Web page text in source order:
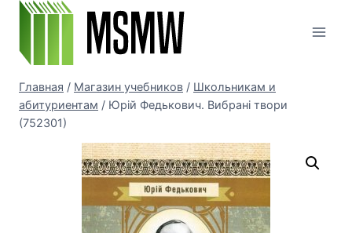
Перейти
содержимому
Главная / Магазин учебников / Школьникам и
абитуриентам / Юрій Федькович. Вибрані твори
(752301)